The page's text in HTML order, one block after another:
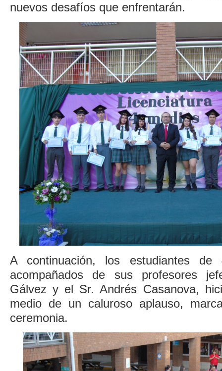
nuevos desafíos que enfrentarán.
A continuación, los estudiantes
acompañados de sus profesores
Gálvez y el Sr. Andrés Casanova,
medio de un caluroso aplauso,
ceremonia.